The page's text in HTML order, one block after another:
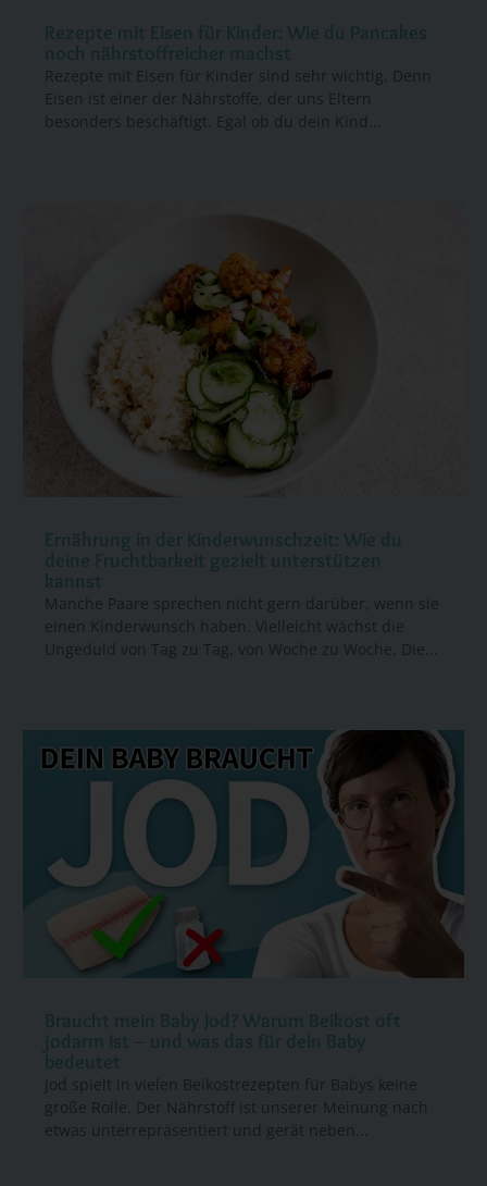
Rezepte mit Eisen für Kinder: Wie du Pancakes
noch nährstoffreicher machst
Rezepte mit Eisen für Kinder sind sehr wichtig. Denn
Eisen ist einer der Nährstoffe, der uns Eltern
besonders beschäftigt. Egal ob du dein Kind...
Ernährung in der Kinderwunschzeit: Wie du
deine Fruchtbarkeit gezielt unterstützen
kannst
Manche Paare sprechen nicht gern darüber, wenn sie
einen Kinderwunsch haben. Vielleicht wächst die
Ungeduld von Tag zu Tag, von Woche zu Woche. Die...
Braucht mein Baby Jod? Warum Beikost oft
jodarm ist – und was das für dein Baby
bedeutet
Jod spielt in vielen Beikostrezepten für Babys keine
große Rolle. Der Nährstoff ist unserer Meinung nach
etwas unterrepräsentiert und gerät neben...